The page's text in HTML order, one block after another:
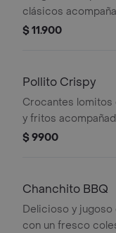
clásicos
tomate y mayonesa
$ 11.900
Pollito Crispy
Crocantes lomitos
y fritos
lechuga y bañada
$ 9900
Chanchito BBQ
Delicioso y jugoso
con un fresco